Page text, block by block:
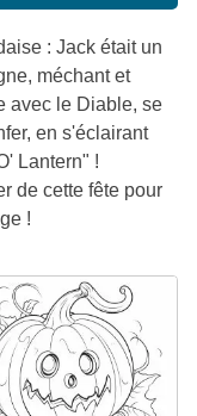
: Jack était un
méchant et
avec le Diable, se
en s'éclairant
Lantern" !
de cette fête pour
!